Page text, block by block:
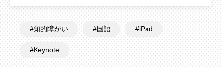
知的障がい 国語 iPad
Keynote